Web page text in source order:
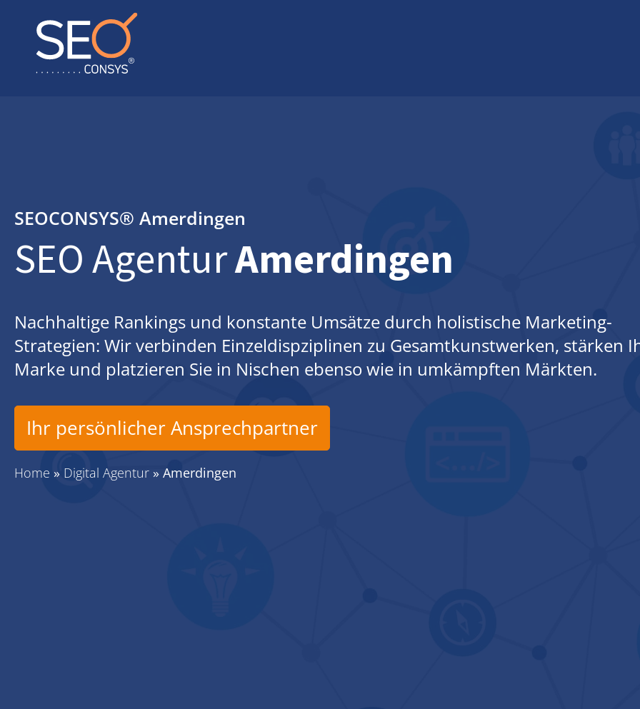
SEOCONSYS® Amerdingen
SEO AgenturAmerdingen
Nachhaltige Rankings und konstante Umsätze durch holistische Marketing-
Strategien: Wir verbinden Einzeldispziplinen zu Gesamtkunstwerken, stärken
Marke und platzieren Sie in Nischen ebenso wie in umkämpften Märkten.
Ihr persönlicher Ansprechpartner
Home » Digital Agentur » Amerdingen